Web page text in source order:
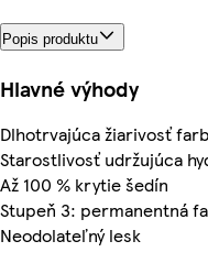
Popis produktu
Hlavné výhody
Dlhotrvajúca žiarivosť
Starostlivosť udržujúca
Až 100 % krytie šedín
Stupeň 3: permanentná
Neodolateľný lesk